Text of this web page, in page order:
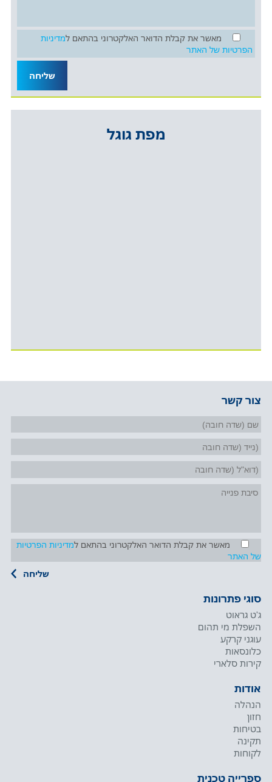
מאשר את קבלת הדואר האלקטרוני בהתאם למדיניות
הפרטיות של האתר
מפת גוגל
צור קשר
מאשר את קבלת הדואר האלקטרוני בהתאם למדיניות הפרטיות
של האתר
סוגי פתרונות
ג'ט גראוט
השפלת מי תהום
עוגני קרקע
כלונסאות
קירות סלארי
אודות
הנהלה
חזון
בטיחות
תקינה
לקוחות
ספרייה טכנית